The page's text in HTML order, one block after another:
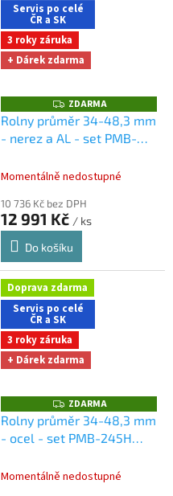
Servis po celé
ČR a SK
3 roky záruka
+ Dárek zdarma
Z
D
A
R
ZDARMA
Rolny průměr 34-48,3 mm
- nerez a AL - set PMB-
zdarma při nákupu na e-
Momentálně nedostupné
10 736 Kč bez DPH
12 991 Kč / ks
Do košíku
Doprava zdarma
Servis po celé
ČR a SK
3 roky záruka
+ Dárek zdarma
Z
D
A
R
ZDARMA
Rolny průměr 34-48,3 mm
- ocel - set PMB-245H
při nákupu na e-shopu
Momentálně nedostupné